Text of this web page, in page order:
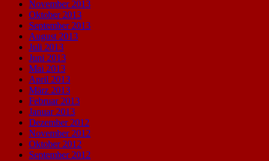
November 2013
Oktober 2013
September 2013
August 2013
Juli 2013
Juni 2013
Mai 2013
April 2013
März 2013
Februar 2013
Januar 2013
Dezember 2012
November 2012
Oktober 2012
September 2012